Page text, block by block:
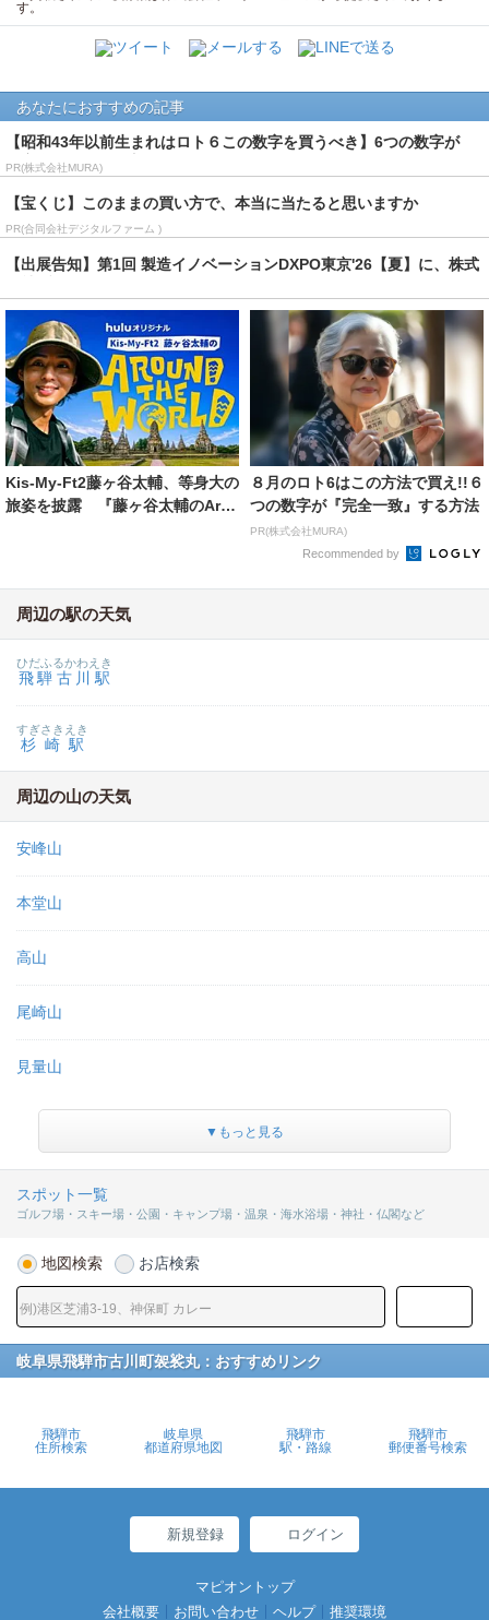
す。
あなたにおすすめの記事
【昭和43年以前生まれはロト６この数字を買うべき】6つの数字が
「完全一致」する方...
PR(株式会社MURA)
【宝くじ】このままの買い方で、本当に当たると思いますか
PR(合同会社デジタルファーム )
【出展告知】第1回 製造イノベーションDXPO東京'26【夏】に、株式
Kis-My-Ft2藤ヶ谷太輔、等身大の
旅姿を披露 『藤ヶ谷太輔のAro
８月のロト6はこの方法で買え!!６
つの数字が『完全一致』する方法
PR(株式会社MURA)
Recommended by
周辺の駅の天気
飛騨古川駅
ひだふるかわえき
杉崎駅
すぎさきえき
周辺の山の天気
安峰山
本堂山
高山
尾崎山
見量山
▼もっと見る
スポット一覧
ゴルフ場・スキー場・公園・キャンプ場・温泉・海水浴場・神社・仏閣など
地図検索 お店検索
岐阜県飛騨市古川町袈裟丸：おすすめリンク
飛騨市
住所検索
岐阜県
都道府県地図
飛騨市
駅・路線
飛騨市
郵便番号検索
新規登録 ログイン
マピオントップ
会社概要
お問い合わせ ヘルプ 推奨環境